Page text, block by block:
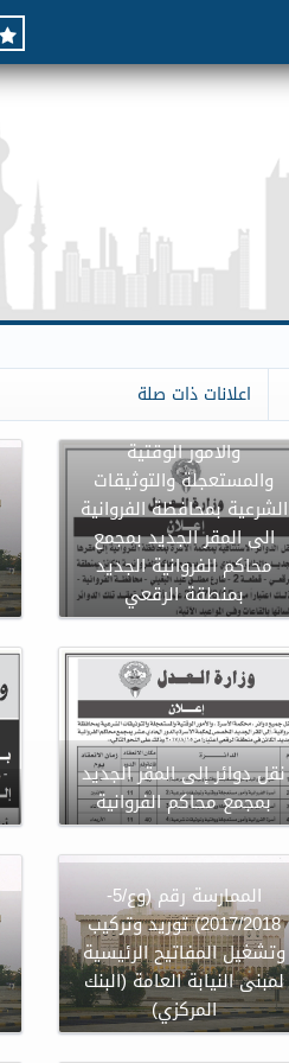
اعلانات ذات صلة
إعلان من وزارة العدل بنقل
جميع دوائر محكمة الاسرة
والامور الوقتية
والمستعجلة والتوثيقات
الشرعية بمحافظة الفروانية
الى المقر الجديد بمجمع
محاكم الفروانية الجديد
بمنطقة الرقعي
نقل دوائر إلى المقر الجديد
بمجمع محاكم الفروانية
الممارسة رقم (وع/5-
2017/2018) توريد وتركيب
وتشغيل المفاتيح الرئيسية
لمبنى النيابة العامة (البنك
المركزي)